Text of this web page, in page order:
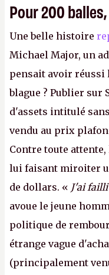
Pour 200
Une belle histoire
Michael Major, un
pensait avoir réussi
blague ? Publier sur
d'assets intitulé
vendu au prix
Contre toute
lui faisant miroiter
de dollars. « J'ai
avoue le jeune
politique de
étrange vague
(principalement